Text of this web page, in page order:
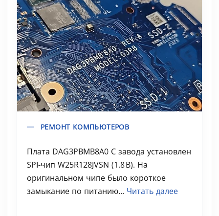
РЕМОНТ КОМПЬЮТЕРОВ
Плата DAG3PBMB8A0 С завода установлен
SPI-чип W25R128JVSN (1.8 В). На
оригинальном чипе было короткое
замыкание по питанию... Читать далее